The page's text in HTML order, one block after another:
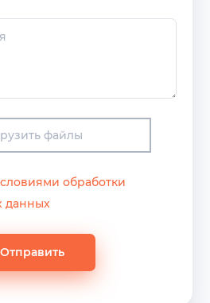
файлы
обработки
данных
Отправить